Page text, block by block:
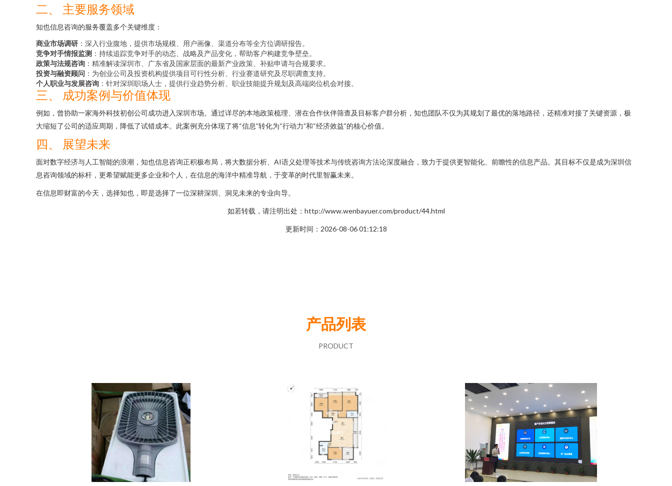
二、 主要服务领域
知也信息咨询的服务覆盖多个关键维度：
商业市场调研 ：深入行业腹地，提供市场规模、用户画像、渠道分布等全方位调研报告。
竞争对手情报监测 ：持续追踪竞争对手的动态、战略及产品变化，帮助客户构建竞争壁垒。
政策与法规咨询 ：精准解读深圳市、广东省及国家层面的最新产业政策、补贴申请与合规要求。
投资与融资顾问 ：为创业公司及投资机构提供项目可行性分析、行业赛道研究及尽职调查支持。
个人职业与发展咨询 ：针对深圳职场人士，提供行业趋势分析、职业技能提升规划及高端岗位机会对接。
三、 成功案例与价值体现
例如，曾协助一家海外科技初创公司成功进入深圳市场。通过详尽的本地政策梳理、潜在合作伙伴筛查及目标客户群分析，知也团队不仅为其规划了最优的落地路径，还精准对接了关键资源，极
大缩短了公司的适应周期，降低了试错成本。此案例充分体现了将“信息”转化为“行动力”和“经济效益”的核心价值。
四、 展望未来
面对数字经济与人工智能的浪潮，知也信息咨询正积极布局，将大数据分析、AI语义处理等技术与传统咨询方法论深度融合，致力于提供更智能化、前瞻性的信息产品。其目标不仅是成为深圳信
息咨询领域的标杆，更希望赋能更多企业和个人，在信息的海洋中精准导航，于变革的时代里智赢未来。
在信息即财富的今天，选择知也，即是选择了一位深耕深圳、洞见未来的专业向导。
如若转载，请注明出处：http://www.wenbayuer.com/product/44.html
更新时间：2026-08-06 01:12:18
产品列表
PRODUCT